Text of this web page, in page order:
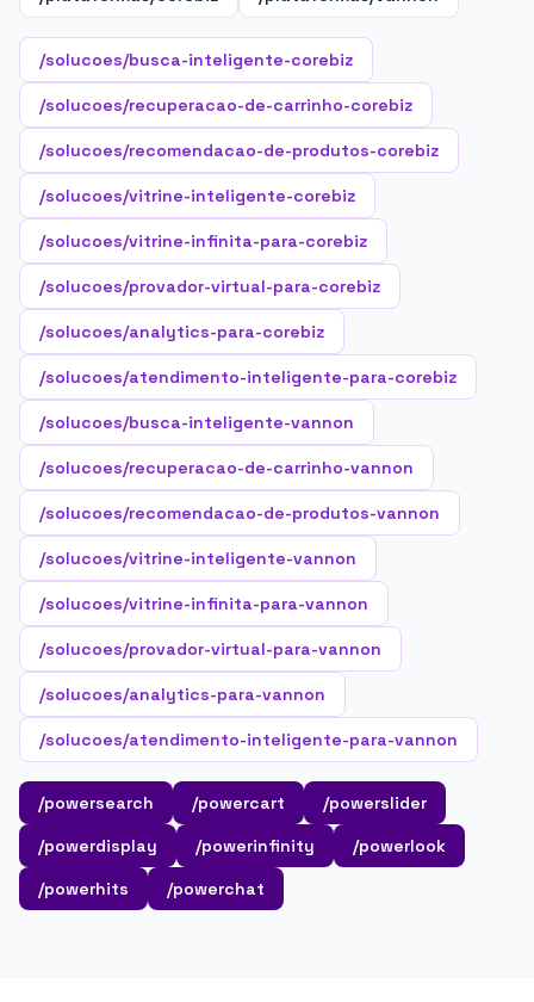
/solucoes/busca-inteligente-corebiz
/solucoes/recuperacao-de-carrinho-corebiz
/solucoes/recomendacao-de-produtos-corebiz
/solucoes/vitrine-inteligente-corebiz
/solucoes/vitrine-infinita-para-corebiz
/solucoes/provador-virtual-para-corebiz
/solucoes/analytics-para-corebiz
/solucoes/atendimento-inteligente-para-corebiz
/solucoes/busca-inteligente-vannon
/solucoes/recuperacao-de-carrinho-vannon
/solucoes/recomendacao-de-produtos-vannon
/solucoes/vitrine-inteligente-vannon
/solucoes/vitrine-infinita-para-vannon
/solucoes/provador-virtual-para-vannon
/solucoes/analytics-para-vannon
/solucoes/atendimento-inteligente-para-vannon
/powersearch /powercart
/powerslider
/powerdisplay
/powerinfinity
/powerlook
/powerhits
/powerchat